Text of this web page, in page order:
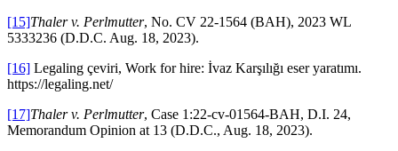
[15]Thaler v. Perlmutter, No. CV 22-1564 (BAH), 2023 WL
5333236 (D.D.C. Aug. 18, 2023).
[16] Legaling çeviri, Work for hire: İvaz Karşılığı eser yaratımı.
https://legaling.net/
[17]Thaler v. Perlmutter, Case 1:22-cv-01564-BAH, D.I. 24,
Memorandum Opinion at 13 (D.D.C., Aug. 18, 2023).